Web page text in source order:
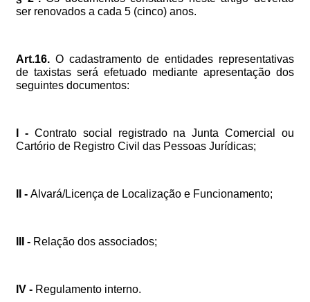
ser renovados a cada 5 (cinco) anos.
Art.16. O cadastramento de entidades representativas
de taxistas será efetuado mediante apresentação dos
seguintes documentos:
- Contrato social registrado na Junta Comercial
ou
Cartório de Registro Civil das Pessoas Jurídicas;
- Alvará/Licença de Localização e Funcionamento;
- Relação dos associados;
IV - Regulamento interno.